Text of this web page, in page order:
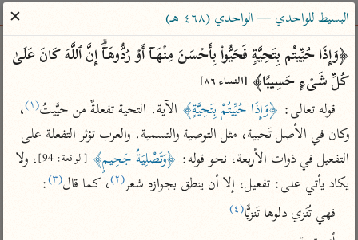
ساهم معنا في نشر القرآن والعلم الشرعي
الباحث القرآني
بحث تفسير معاجم
Type 2 or more characters for results.
Type 1 or more
characters for results.
أمّهات
تفسير الطبري
عامّة
البسيط للواحدي — الواحدي (٤٦٨ هـ)
✕
كُلِّ شَیۡءٍ حَسِیبًا﴾ [النساء ٨٦]
قوله تعالى: ﴿وَإِذَا حُيِّيتُمْ بِتَحِيَّةٍ﴾ الآية. التحية تفعلةٌ من حيَّيتُ(١)
التفعيل في ذوات الأربعة، نحو قوله: ﴿وَتَصْلِيَةُ جَحِيمٍ﴾ [الواقعة: 94]
يكاد يأتي على: تفعيل، إلا أن ينطق بجوازه شعر(٢) ، كما قال(٣) :
فهي تُنَزي دلوها تَنزيًّا(٤)